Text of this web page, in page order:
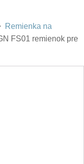
Remienka na
FS01 remienok pre